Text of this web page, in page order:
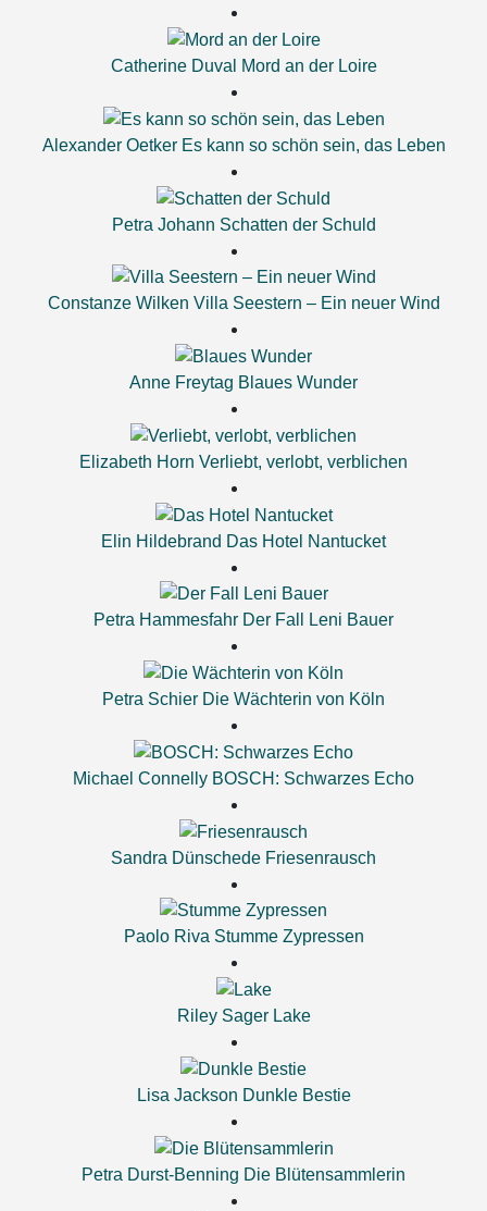
Catherine Duval Mord an der Loire
Alexander Oetker Es kann so schön sein, das Leben
Petra Johann Schatten der Schuld
Constanze Wilken Villa Seestern – Ein neuer Wind
Anne Freytag Blaues Wunder
Elizabeth Horn Verliebt, verlobt, verblichen
Elin Hildebrand Das Hotel Nantucket
Petra Hammesfahr Der Fall Leni Bauer
Petra Schier Die Wächterin von Köln
Michael Connelly BOSCH: Schwarzes Echo
Sandra Dünschede Friesenrausch
Paolo Riva Stumme Zypressen
Riley Sager Lake
Lisa Jackson Dunkle Bestie
Petra Durst-Benning Die Blütensammlerin